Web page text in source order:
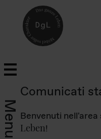
Menu
Comunicati
Benvenuti
Leben!